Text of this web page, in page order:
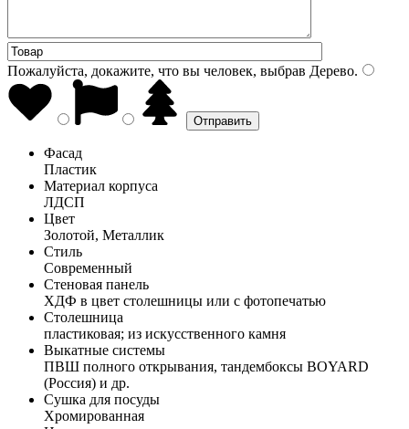
Пожалуйста, докажите, что вы человек, выбрав Дерево.
Фасад
Пластик
Материал корпуса
ЛДСП
Цвет
Золотой, Металлик
Стиль
Современный
Стеновая панель
ХДФ в цвет столешницы или с фотопечатью
Столешница
пластиковая; из искусственного камня
Выкатные системы
ПВШ полного открывания, тандембоксы BOYARD
(Россия) и др.
Сушка для посуды
Хромированная